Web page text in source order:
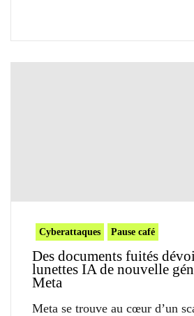
Cyberattaques Pause café
Des documents fuités
lunettes IA de nouvelle
Meta
Meta se trouve au cœur d’un